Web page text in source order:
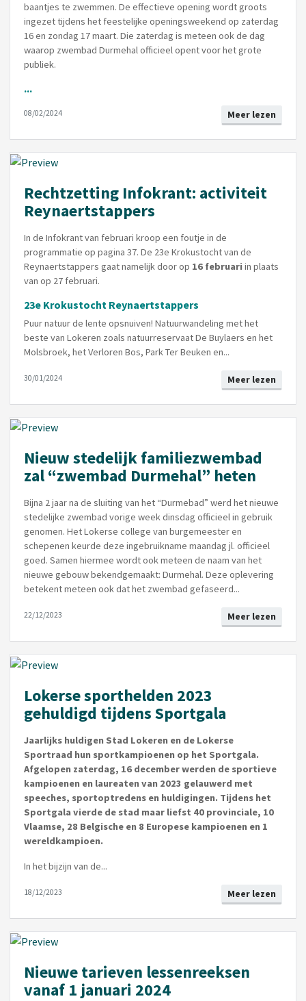
baantjes te zwemmen. De effectieve opening wordt groots
ingezet tijdens het feestelijke openingsweekend op zaterdag
16 en zondag 17 maart. Die zaterdag is meteen ook de dag
waarop zwembad Durmehal officieel opent voor het grote
publiek.
...
Meer lezen
08/02/2024
Rechtzetting Infokrant: activiteit
Reynaertstappers
In de Infokrant van februari kroop een foutje in de
programmatie op pagina 37. De 23e Krokustocht van de
Reynaertstappers gaat namelijk door op 16 februariin plaats
van op 27 februari.
23e Krokustocht Reynaertstappers
Puur natuur de lente opsnuiven! Natuurwandeling met het
beste van Lokeren zoals natuurreservaat De Buylaers en het
Molsbroek, het Verloren Bos, Park Ter Beuken en...
Meer lezen
30/01/2024
Nieuw stedelijk familiezwembad
zal “zwembad Durmehal” heten
Bijna 2 jaar na de sluiting van het “Durmebad” werd het nieuwe
stedelijke zwembad vorige week dinsdag officieel in gebruik
genomen. Het Lokerse college van burgemeester en
schepenen keurde deze ingebruikname maandag jl. officieel
goed. Samen hiermee wordt ook meteen de naam van het
nieuwe gebouw bekendgemaakt: Durmehal. Deze oplevering
betekent meteen ook dat het zwembad gefaseerd...
Meer lezen
22/12/2023
Lokerse sporthelden 2023
gehuldigd tijdens Sportgala
Jaarlijks huldigen Stad Lokeren en de Lokerse
Sportraad hun sportkampioenen op het Sportgala.
Afgelopen zaterdag, 16 december werden de sportieve
kampioenen en laureaten van 2023 gelauwerd met
speeches, sportoptredens en huldigingen. Tijdens het
Sportgala vierde de stad maar liefst 40 provinciale, 10
Vlaamse, 28 Belgische en 8 Europese kampioenen en 1
wereldkampioen.
In het bijzijn van de...
Meer lezen
18/12/2023
Nieuwe tarieven lessenreeksen
vanaf 1 januari 2024